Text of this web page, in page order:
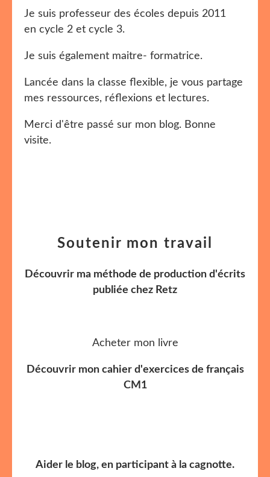
Je suis professeur des écoles depuis 2011
en cycle 2 et cycle 3.
Je suis également maitre- formatrice.
Lancée dans la classe flexible, je vous partage
mes ressources, réflexions et lectures.
Merci d'être passé sur mon blog. Bonne
visite.
Soutenir mon travail
Découvrir ma méthode de production d'écrits
publiée chez Retz
Acheter mon livre
Découvrir mon cahier d'exercices de français
CM1
Aider le blog, en participant à la cagnotte.